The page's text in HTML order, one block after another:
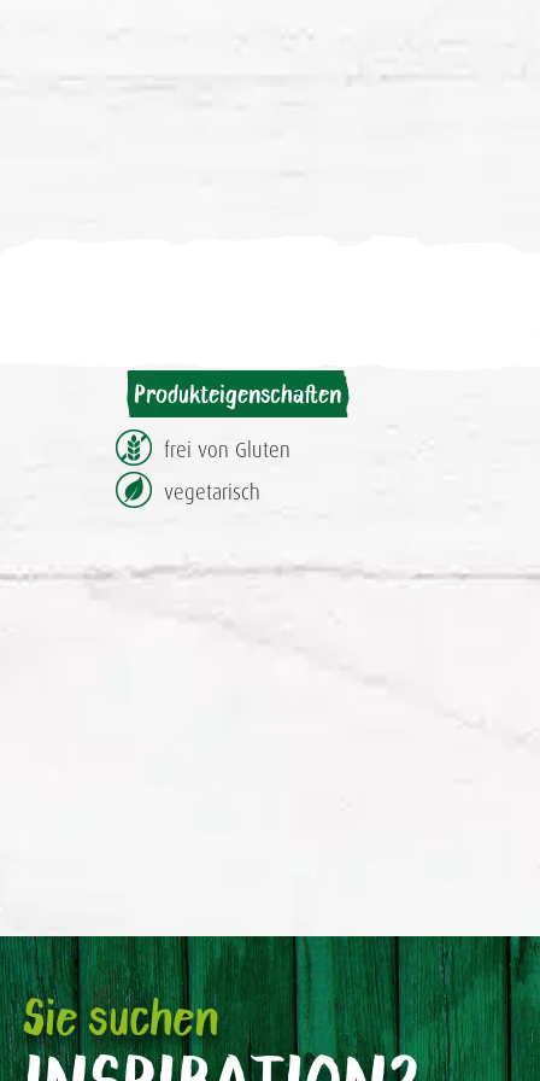
Produkteigenschaften
frei von Gluten
vegetarisch
Sie suchen